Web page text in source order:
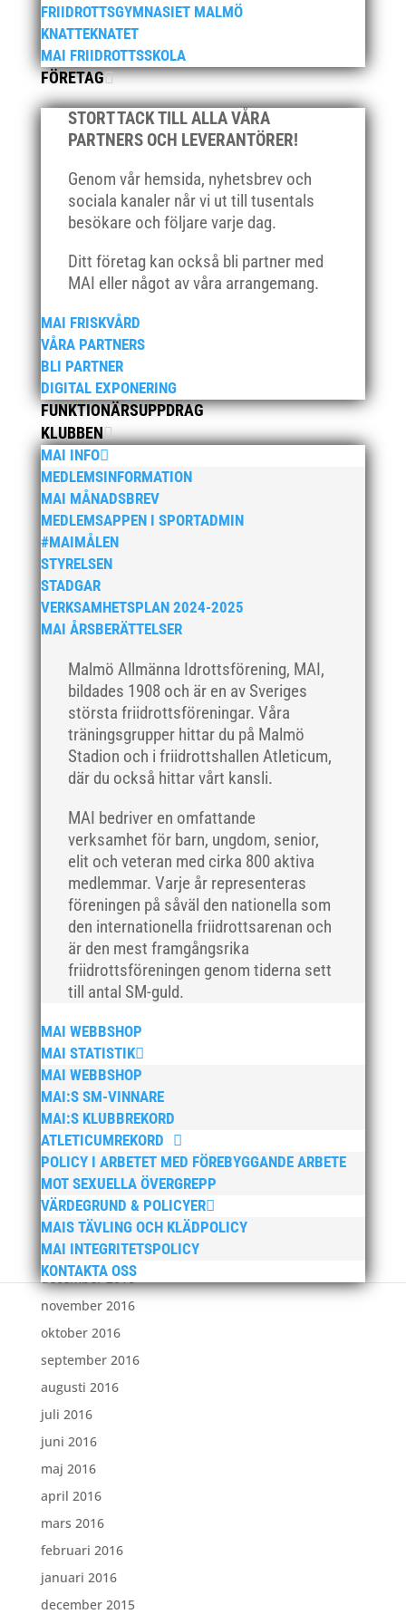
FRIIDROTTSGYMNASIET MALMÖ
KNATTEKNATET
MAI FRIIDROTTSSKOLA
FÖRETAG
STORT TACK TILL ALLA VÅRA
PARTNERS OCH LEVERANTÖRER!
Genom vår hemsida, nyhetsbrev och
sociala kanaler når vi ut till tusentals
besökare och följare varje dag.
Ditt företag kan också bli partner med
MAI eller något av våra arrangemang.
MAI FRISKVÅRD
VÅRA PARTNERS
BLI PARTNER
DIGITAL EXPONERING
FUNKTIONÄRSUPPDRAG
KLUBBEN
MAI INFO
MEDLEMSINFORMATION
MAI MÅNADSBREV
MEDLEMSAPPEN I SPORTADMIN
#MAIMÅLEN
STYRELSEN
STADGAR
VERKSAMHETSPLAN 2024-2025
MAI ÅRSBERÄTTELSER
Malmö Allmänna Idrottsförening, MAI,
bildades 1908 och är en av Sveriges
största friidrottsföreningar. Våra
träningsgrupper hittar du på Malmö
Stadion och i friidrottshallen Atleticum,
där du också hittar vårt kansli.
MAI bedriver en omfattande
verksamhet för barn, ungdom, senior,
elit och veteran med cirka 800 aktiva
medlemmar. Varje år representeras
föreningen på såväl den nationella som
den internationella friidrottsarenan och
är den mest framgångsrika
friidrottsföreningen genom tiderna sett
till antal SM-guld.
MAI WEBBSHOP
MAI STATISTIK
MAI WEBBSHOP
MAI:S SM-VINNARE
MAI:S KLUBBREKORD
ATLETICUMREKORD
POLICY I ARBETET MED FÖREBYGGANDE ARBETE
MOT SEXUELLA ÖVERGREPP
VÄRDEGRUND & POLICYER
MAIS TÄVLING OCH KLÄDPOLICY
MAI INTEGRITETSPOLICY
KONTAKTA OSS
februari 2021
december 2020
november 2020
oktober 2020
september 2020
juni 2020
april 2020
februari 2020
november 2019
oktober 2019
september 2019
augusti 2019
juli 2019
juni 2019
maj 2019
april 2019
mars 2019
februari 2019
januari 2019
december 2018
oktober 2018
september 2018
augusti 2018
juli 2018
juni 2018
maj 2018
april 2018
mars 2018
februari 2018
januari 2018
december 2017
november 2017
september 2017
augusti 2017
juli 2017
juni 2017
maj 2017
april 2017
mars 2017
februari 2017
januari 2017
december 2016
november 2016
oktober 2016
september 2016
augusti 2016
juli 2016
juni 2016
maj 2016
april 2016
mars 2016
februari 2016
januari 2016
december 2015